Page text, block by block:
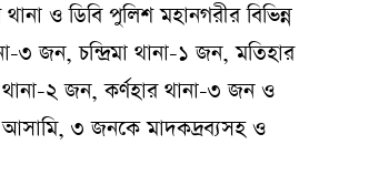
ও ডিবি পুলিশ মহানগরীর বিভিন্ন
৩ জন, চন্দ্রিমা থানা-১ জন, মতিহার
২ জন, কর্ণহার থানা-৩ জন ও
৩ জনকে মাদকদ্রব্যসহ ও